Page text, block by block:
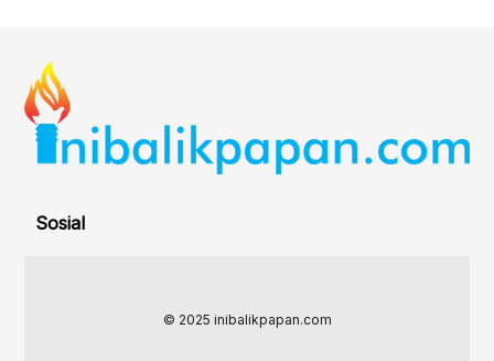
Sosial
© 2025 inibalikpapan.com